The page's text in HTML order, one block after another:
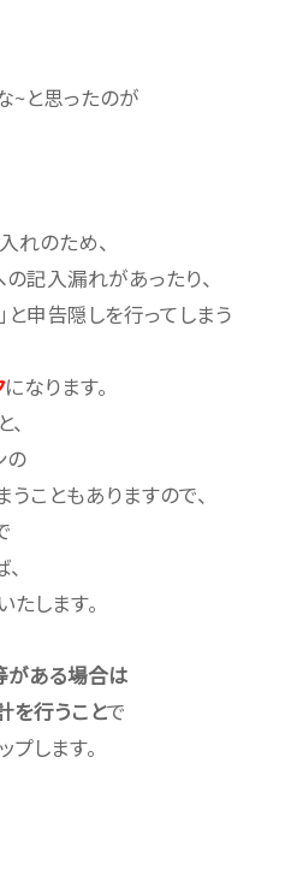
~と思ったのが
れのため、
記入漏れがあったり、
と申告隠しを行ってしまう
になります。
の
こともありますので、
します。
がある場合は
を行うことで
します。